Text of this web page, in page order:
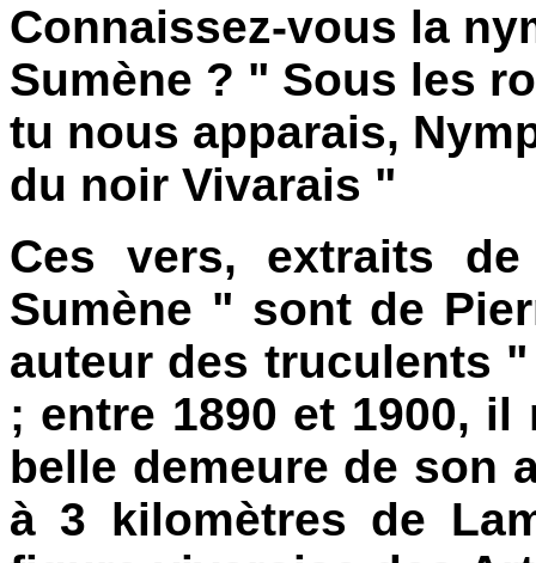
Connaissez-vous la
Sumène ? " Sous les
tu nous apparais,
du noir Vivarais "
Ces vers, extraits
Sumène " sont de
auteur des truculents
; entre 1890 et 1900,
belle demeure de son
à 3 kilomètres de